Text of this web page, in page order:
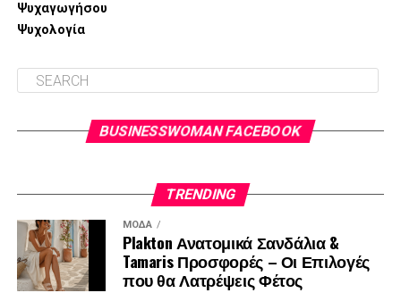
Ψυχαγωγήσου
Ψυχολογία
BUSINESSWOMAN FACEBOOK
TRENDING
ΜΌΔΑ
Plakton Ανατομικά Σανδάλια &
Tamaris Προσφορές – Οι Επιλογές
που θα Λατρέψεις Φέτος